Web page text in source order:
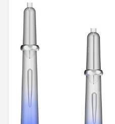
Dartspelers
Toernooien
Spelregels
Uitgooilijst
Dartshop